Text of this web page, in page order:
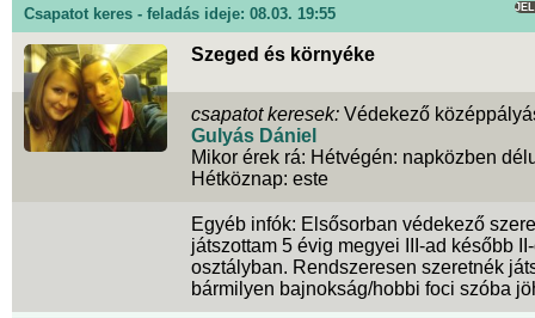
Csapatot keres - feladás ideje: 08.03. 19:55
Szeged és környéke
csapatot keresek: Védekező
Gulyás Dániel
Mikor érek rá: Hétvégén: napközben
Hétköznap: este
Egyéb infók: Elsősorban védekező
játszottam 5 évig megyei III-ad később
osztályban. Rendszeresen szeretnék
bármilyen bajnokság/hobbi foci szóba